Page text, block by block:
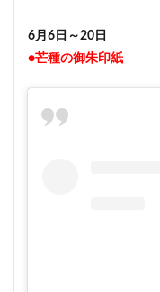
6月6日～20日
●芒種の御朱印紙